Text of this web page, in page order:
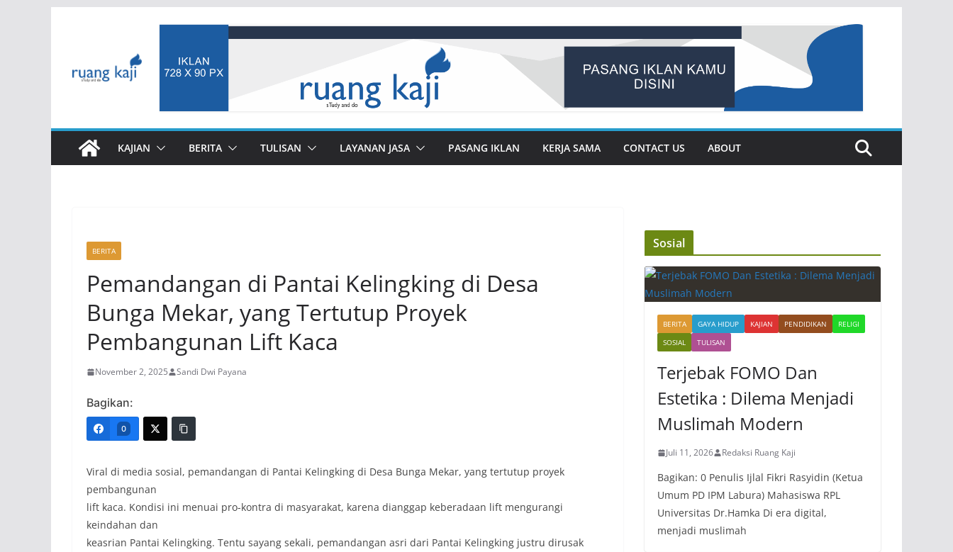
KAJIAN BERITA TULISAN LAYANAN JASA PASANG IKLAN KERJA SAMA CONTACT US ABOUT
BERITA
Pemandangan di Pantai Kelingking di Desa
Bunga Mekar, yang Tertutup Proyek
Pembangunan Lift Kaca
November 2, 2025 Sandi Dwi Payana
Bagikan:
0
Viral di media sosial, pemandangan di Pantai Kelingking di Desa Bunga Mekar, yang tertutup proyek
pembangunan
lift kaca. Kondisi ini menuai pro-kontra di masyarakat, karena dianggap keberadaan lift mengurangi
keindahan dan
keasrian Pantai Kelingking. Tentu sayang sekali, pemandangan asri dari Pantai Kelingking justru dirusak
Sosial
BERITA GAYA HIDUP KAJIAN PENDIDIKAN
RELIGI
SOSIAL
TULISAN
Terjebak FOMO Dan
Estetika : Dilema Menjadi
Muslimah Modern
Juli 11, 2026 Redaksi Ruang Kaji
Bagikan: 0 Penulis Ijlal Fikri Rasyidin (Ketua
Umum PD IPM Labura) Mahasiswa RPL
Universitas Dr.Hamka Di era digital,
menjadi muslimah